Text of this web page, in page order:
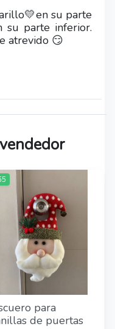
su parte
su parte inferior.
atrevido 😏
para
de puertas